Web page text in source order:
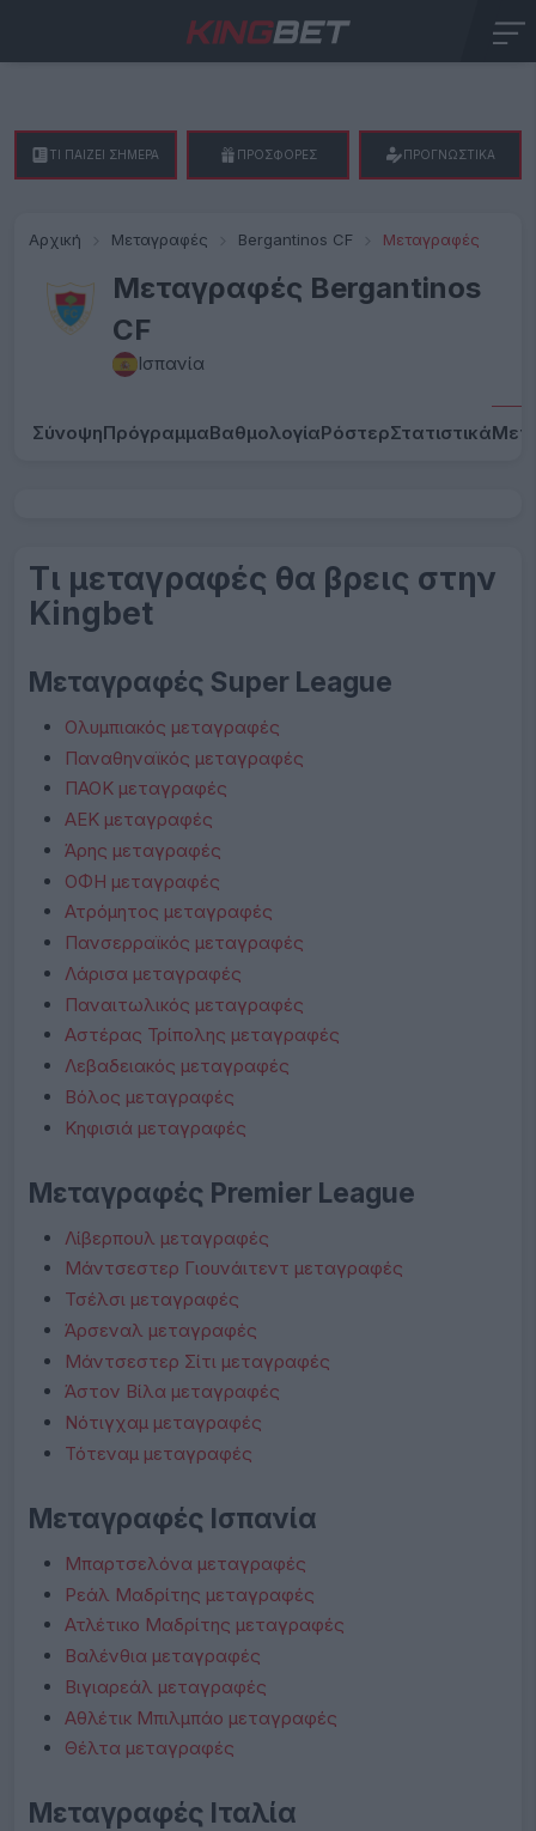
Αρχική Μεταγραφές Bergantinos CF Μεταγραφές
Μεταγραφές Bergantinos
CF
Ισπανία
ΣύνοψηΠρόγραμμαΒαθμολογίαΡόστερΣτατιστικά
Τι μεταγραφές θα βρεις στην
Kingbet
Μεταγραφές Super League
Ολυμπιακός μεταγραφές
Παναθηναϊκός μεταγραφές
ΠΑΟΚ μεταγραφές
ΑΕΚ μεταγραφές
Άρης μεταγραφές
ΟΦΗ μεταγραφές
Ατρόμητος μεταγραφές
Πανσερραϊκός μεταγραφές
Λάρισα μεταγραφές
Παναιτωλικός μεταγραφές
Αστέρας Τρίπολης μεταγραφές
Λεβαδειακός μεταγραφές
Βόλος μεταγραφές
Κηφισιά μεταγραφές
Μεταγραφές Premier League
Λίβερπουλ μεταγραφές
Μάντσεστερ Γιουνάιτεντ μεταγραφές
Τσέλσι μεταγραφές
Άρσεναλ μεταγραφές
Μάντσεστερ Σίτι μεταγραφές
Άστον Βίλα μεταγραφές
Νότιγχαμ μεταγραφές
Τότεναμ μεταγραφές
Μεταγραφές Ισπανία
Μπαρτσελόνα μεταγραφές
Ρεάλ Μαδρίτης μεταγραφές
Ατλέτικο Μαδρίτης μεταγραφές
Βαλένθια μεταγραφές
Βιγιαρεάλ μεταγραφές
Αθλέτικ Μπιλμπάο μεταγραφές
Θέλτα μεταγραφές
Μεταγραφές Ιταλία
ΤΙ ΠΑΙΖΕΙ ΣΗΜΕΡΑ ΠΡΟΣΦΟΡΕΣ ΠΡΟΓΝΩΣΤΙΚΑ